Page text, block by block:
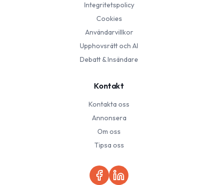
Integritetspolicy
Cookies
Användarvillkor
Upphovsrätt och AI
Debatt & Insändare
Kontakt
Kontakta oss
Annonsera
Om oss
Tipsa oss